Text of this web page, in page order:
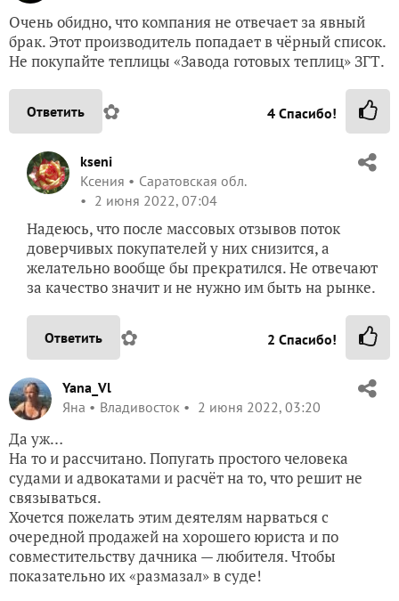
Очень обидно, что компания не отвечает за явный
брак. Этот производитель попадает в чёрный список.
Не покупайте теплицы «Завода готовых теплиц» ЗГТ.
Ответить ✿ 4 Спасибо!
kseni
Ксения
Саратовская обл.
2 июня 2022, 07:04
Надеюсь, что после массовых отзывов поток
доверчивых покупателей у них снизится, а
желательно вообще бы прекратился. Не отвечают
за качество значит и не нужно им быть на рынке.
Ответить ✿ 2 Спасибо!
Yana_Vl
Яна
Владивосток 2 июня 2022, 03:20
Да уж…
На то и рассчитано. Попугать простого человека
судами и адвокатами и расчёт на то, что решит не
связываться.
Хочется пожелать этим деятелям нарваться с
очередной продажей на хорошего юриста и по
совместительству дачника — любителя. Чтобы
показательно их «размазал» в суде!